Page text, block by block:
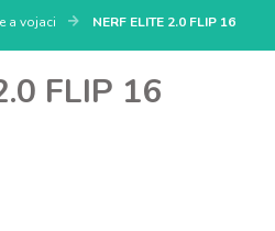
a vojaci NERF ELITE 2.0 FLIP 16
FLIP 16